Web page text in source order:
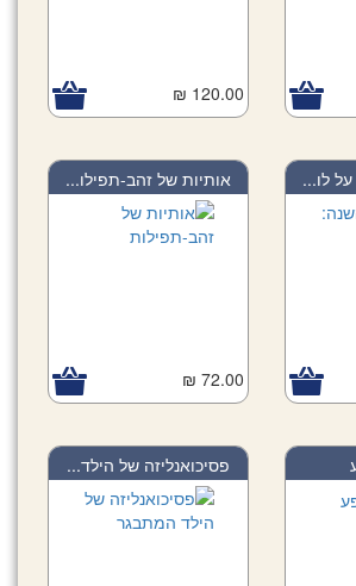
120.00 ₪
לו... אותיות של זהב-תפילו...
72.00 ₪
פסיכואנליזה של הילד...